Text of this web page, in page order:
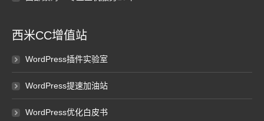
西米CC增值站
WordPress插件实验室
WordPress提速加油站
WordPress优化白皮书